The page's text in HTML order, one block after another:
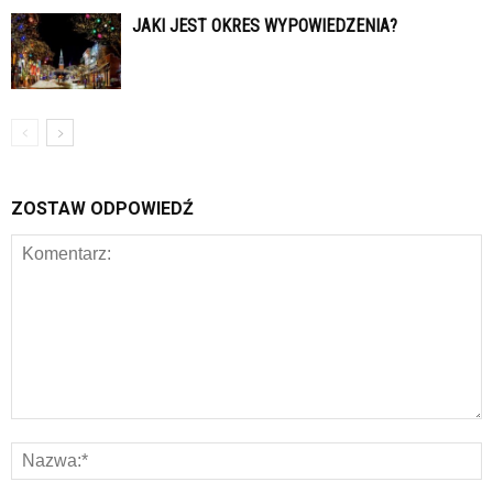
JAKI JEST OKRES WYPOWIEDZENIA?
ZOSTAW ODPOWIEDŹ